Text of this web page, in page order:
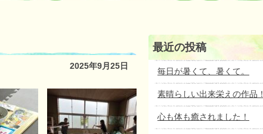
2025年9月25日
最近の投稿
毎日が暑くて、暑くて。
素晴らしい出来栄えの作品！
心も体も癒されました！